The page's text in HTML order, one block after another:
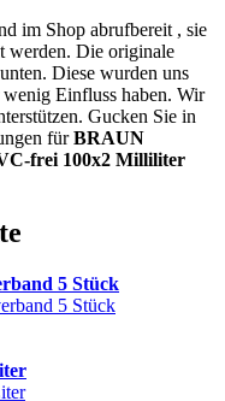
im Shop abrufbereit , sie
werden. Die originale
Diese wurden uns
Einfluss haben. Wir
Gucken Sie in
fürBRAUN
frei 100x2 Milliliter
5 Stück